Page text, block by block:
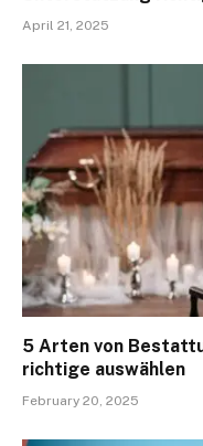
April 21, 2025
5 Arten von
richtige auswählen
February 20, 2025